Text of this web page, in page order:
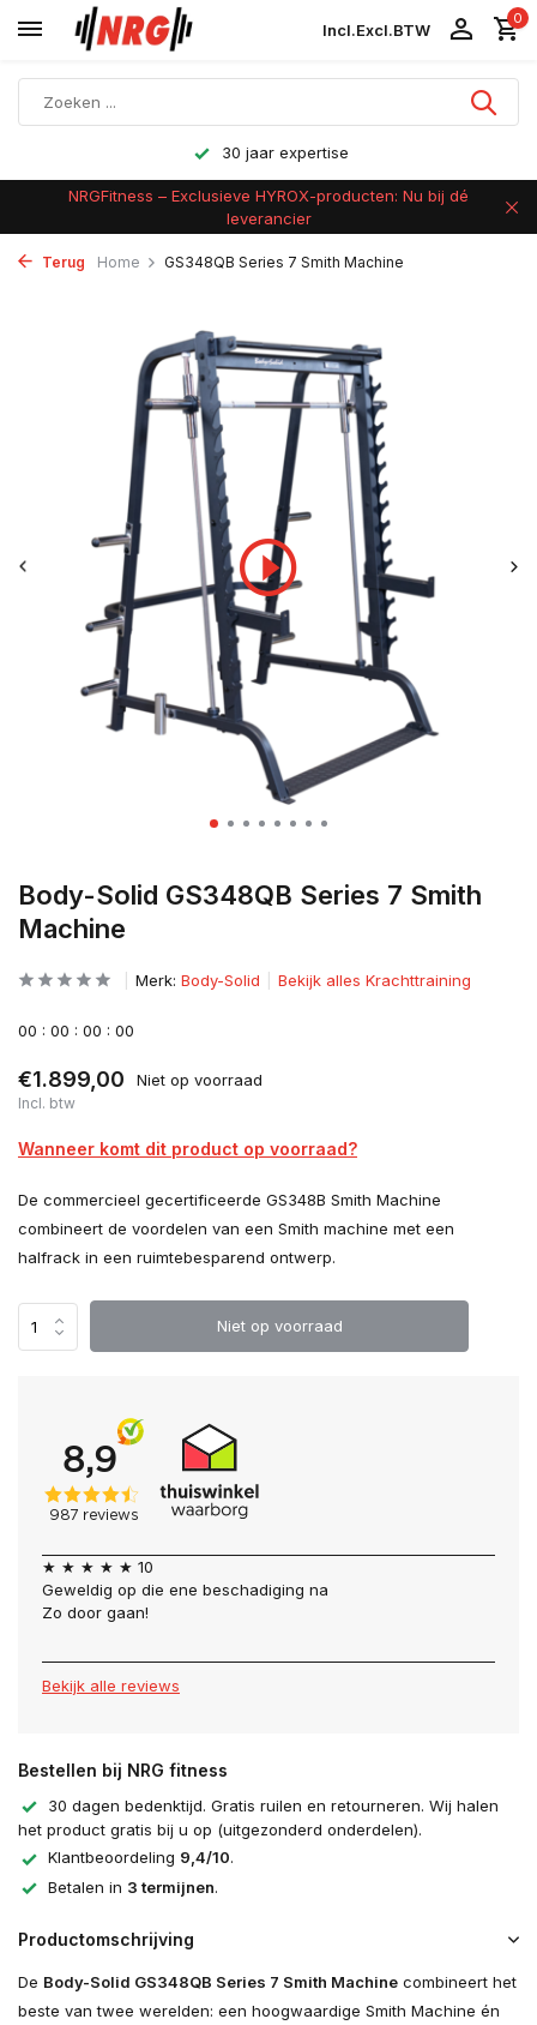
Incl.Excl.BTW
0
30 jaar expertise
NRGFitness – Exclusieve HYROX-producten: Nu bij dé
leverancier
Terug Home GS348QB Series 7 Smith Machine
Body-Solid GS348QB Series 7 Smith
Machine
Merk: Body-Solid Bekijk alles Krachttraining
00 : 00 : 00 : 00
€1.899,00 Niet op voorraad
Incl. btw
Wanneer komt dit product op voorraad?
De commercieel gecertificeerde GS348B Smith Machine
combineert de voordelen van een Smith machine met een
halfrack in een ruimtebesparend ontwerp.
Niet op voorraad
★ ★ ★ ★ ★ 10
Geweldig op die ene beschadiging na
Zo door gaan!
Bekijk alle reviews
Bestellen bij NRG fitness
30 dagen bedenktijd. Gratis ruilen en retourneren. Wij halen
het product gratis bij u op (uitgezonderd onderdelen).
Klantbeoordeling 9,4/10.
Betalen in 3 termijnen.
Productomschrijving
De Body-Solid GS348QB Series 7 Smith Machine combineert het
beste van twee werelden: een hoogwaardige Smith Machine én